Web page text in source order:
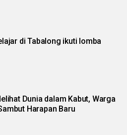
di Tabalong ikuti lomba
Dunia dalam Kabut, Warga
Harapan Baru